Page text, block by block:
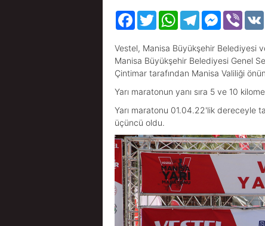
Facebook
TwitterWhatsAppTelegramMessenger
Viber
Vestel, Manisa Büyükşehir Belediyesi
Manisa Büyükşehir Belediyesi Genel
Çintimar tarafından Manisa Valiliği
Yarı maratonun yanı sıra 5 ve 10
Yarı maratonu 01.04.22'lik dereceyle
üçüncü oldu.